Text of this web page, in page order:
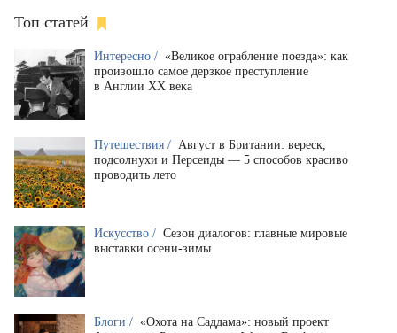
Топ статей
Интересно / «Великое ограбление поезда»: как
произошло самое дерзкое преступление
в Англии XX века
Путешествия / Август в Британии: вереск,
подсолнухи и Персеиды — 5 способов красиво
проводить лето
Искусство / Сезон диалогов: главные мировые
выставки осени-зимы
Блоги / «Охота на Саддама»: новый проект